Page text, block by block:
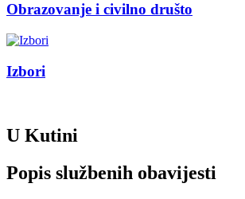
Obrazovanje i civilno društo
Izbori
U Kutini
Popis službenih obavijesti